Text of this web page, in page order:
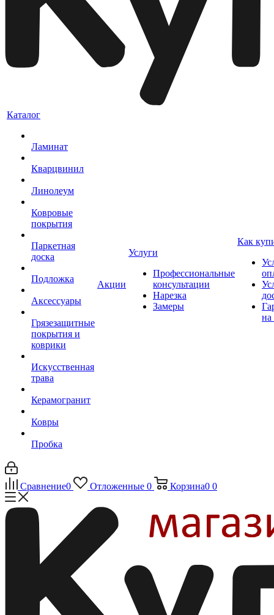
Каталог
Ламинат
Кварцвинил
Линолеум
Ковровые
покрытия
Паркетная
доска
Подложка
Аксессуары
Грязезащитные
покрытия и
коврики
Искусственная
трава
Керамогранит
Ковры
Пробка
Акции
Услуги
Профессиональные
консультации
Нарезка
Замеры
Как
на
Сравнение0 Отложенные 0 Корзина0 0